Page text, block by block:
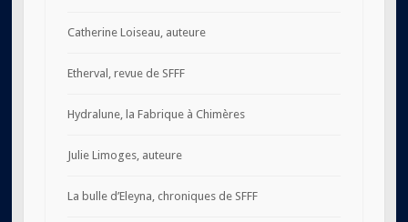
Catherine Loiseau, auteure
Etherval, revue de SFFF
Hydralune, la Fabrique à Chimères
Julie Limoges, auteure
La bulle d’Eleyna, chroniques de SFFF